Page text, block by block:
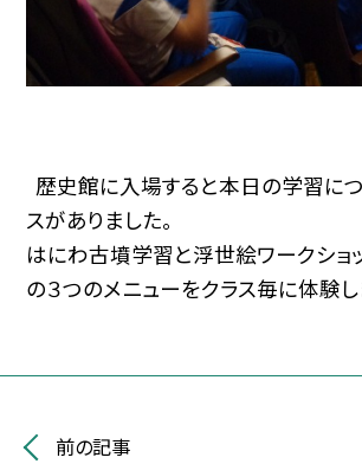
歴史館に入場すると本日の学習に
スがありました。
はにわ古墳学習と浮世絵ワークショ
の３つのメニューをクラス毎に体験し
前の記事